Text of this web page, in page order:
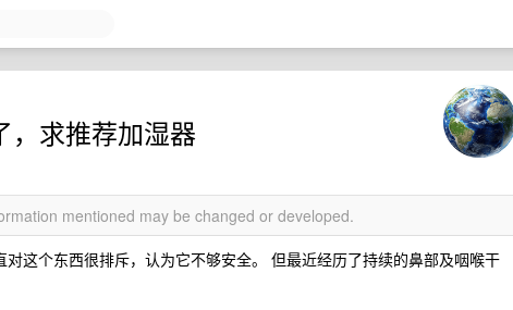
，求推荐加湿器
mentioned may be changed or developed.
这个东西很排斥，认为它不够安全。 但最近经历了持续的鼻部及咽喉干